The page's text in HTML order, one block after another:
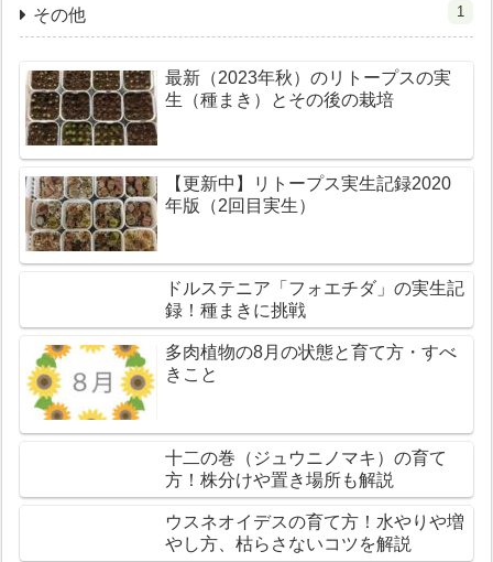
その他 1
最新（2023年秋）のリトープスの実
生（種まき）とその後の栽培
【更新中】リトープス実生記録2020
年版（2回目実生）
ドルステニア「フォエチダ」の実生記
録！種まきに挑戦
多肉植物の8月の状態と育て方・すべ
きこと
十二の巻（ジュウニノマキ）の育て
方！株分けや置き場所も解説
ウスネオイデスの育て方！水やりや増
やし方、枯らさないコツを解説